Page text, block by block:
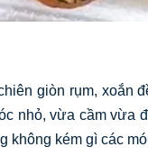
giòn rụm, xoắn
nhỏ, vừa cầm vừa
không kém gì các